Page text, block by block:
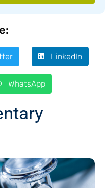
LinkedIn
WhatsApp